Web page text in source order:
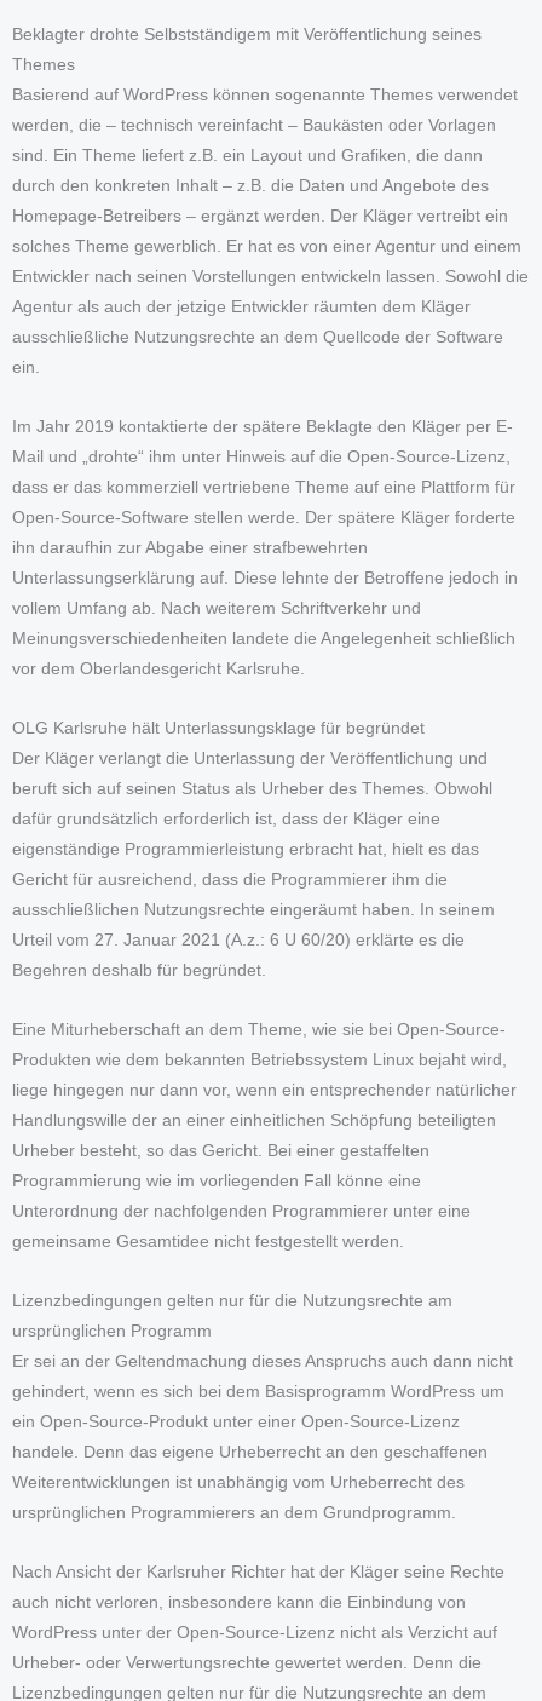
Beklagter drohte Selbstständigem mit Veröffentlichung seines
Themes
Basierend auf WordPress können sogenannte Themes verwendet
werden, die – technisch vereinfacht – Baukästen oder Vorlagen
sind. Ein Theme liefert z.B. ein Layout und Grafiken, die dann
durch den konkreten Inhalt – z.B. die Daten und Angebote des
Homepage-Betreibers – ergänzt werden. Der Kläger vertreibt ein
solches Theme gewerblich. Er hat es von einer Agentur und einem
Entwickler nach seinen Vorstellungen entwickeln lassen. Sowohl die
Agentur als auch der jetzige Entwickler räumten dem Kläger
ausschließliche Nutzungsrechte an dem Quellcode der Software
ein.
Im Jahr 2019 kontaktierte der spätere Beklagte den Kläger per E-
Mail und „drohte“ ihm unter Hinweis auf die Open-Source-Lizenz,
dass er das kommerziell vertriebene Theme auf eine Plattform für
Open-Source-Software stellen werde. Der spätere Kläger forderte
ihn daraufhin zur Abgabe einer strafbewehrten
Unterlassungserklärung auf. Diese lehnte der Betroffene jedoch in
vollem Umfang ab. Nach weiterem Schriftverkehr und
Meinungsverschiedenheiten landete die Angelegenheit schließlich
vor dem Oberlandesgericht Karlsruhe.
OLG Karlsruhe hält Unterlassungsklage für begründet
Der Kläger verlangt die Unterlassung der Veröffentlichung und
beruft sich auf seinen Status als Urheber des Themes. Obwohl
dafür grundsätzlich erforderlich ist, dass der Kläger eine
eigenständige Programmierleistung erbracht hat, hielt es das
Gericht für ausreichend, dass die Programmierer ihm die
ausschließlichen Nutzungsrechte eingeräumt haben. In seinem
Urteil vom 27. Januar 2021 (A.z.: 6 U 60/20) erklärte es die
Begehren deshalb für begründet.
Eine Miturheberschaft an dem Theme, wie sie bei Open-Source-
Produkten wie dem bekannten Betriebssystem Linux bejaht wird,
liege hingegen nur dann vor, wenn ein entsprechender natürlicher
Handlungswille der an einer einheitlichen Schöpfung beteiligten
Urheber besteht, so das Gericht. Bei einer gestaffelten
Programmierung wie im vorliegenden Fall könne eine
Unterordnung der nachfolgenden Programmierer unter eine
gemeinsame Gesamtidee nicht festgestellt werden.
Lizenzbedingungen gelten nur für die Nutzungsrechte am
ursprünglichen Programm
Er sei an der Geltendmachung dieses Anspruchs auch dann nicht
gehindert, wenn es sich bei dem Basisprogramm WordPress um
ein Open-Source-Produkt unter einer Open-Source-Lizenz
handele. Denn das eigene Urheberrecht an den geschaffenen
Weiterentwicklungen ist unabhängig vom Urheberrecht des
ursprünglichen Programmierers an dem Grundprogramm.
Nach Ansicht der Karlsruher Richter hat der Kläger seine Rechte
auch nicht verloren, insbesondere kann die Einbindung von
WordPress unter der Open-Source-Lizenz nicht als Verzicht auf
Urheber- oder Verwertungsrechte gewertet werden. Denn die
Lizenzbedingungen gelten nur für die Nutzungsrechte an dem